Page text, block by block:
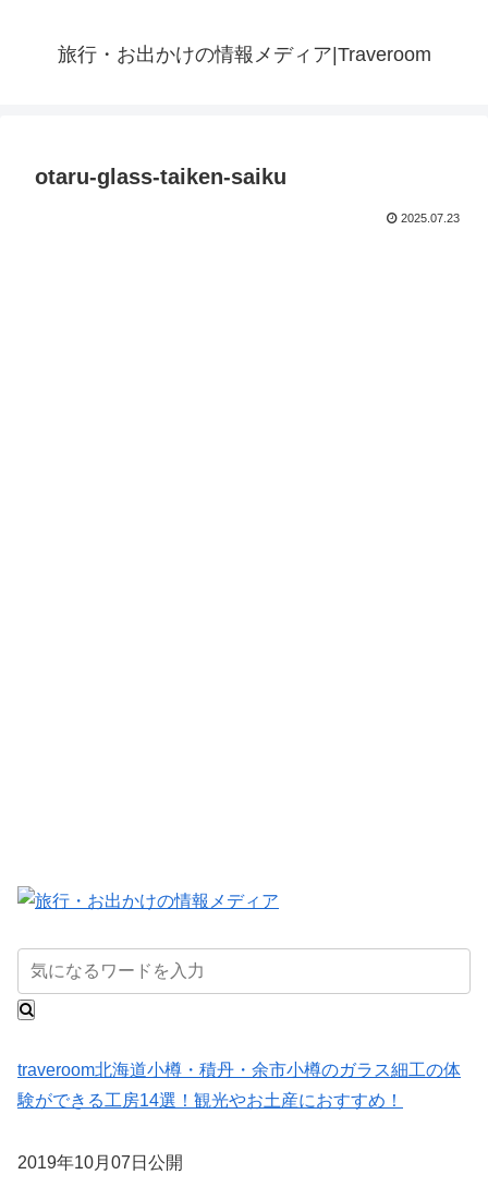
旅行・お出かけの情報メディア|Traveroom
otaru-glass-taiken-saiku
2025.07.23
traveroom北海道小樽・積丹・余市小樽のガラス細工の体
験ができる工房14選！観光やお土産におすすめ！
2019年10月07日公開